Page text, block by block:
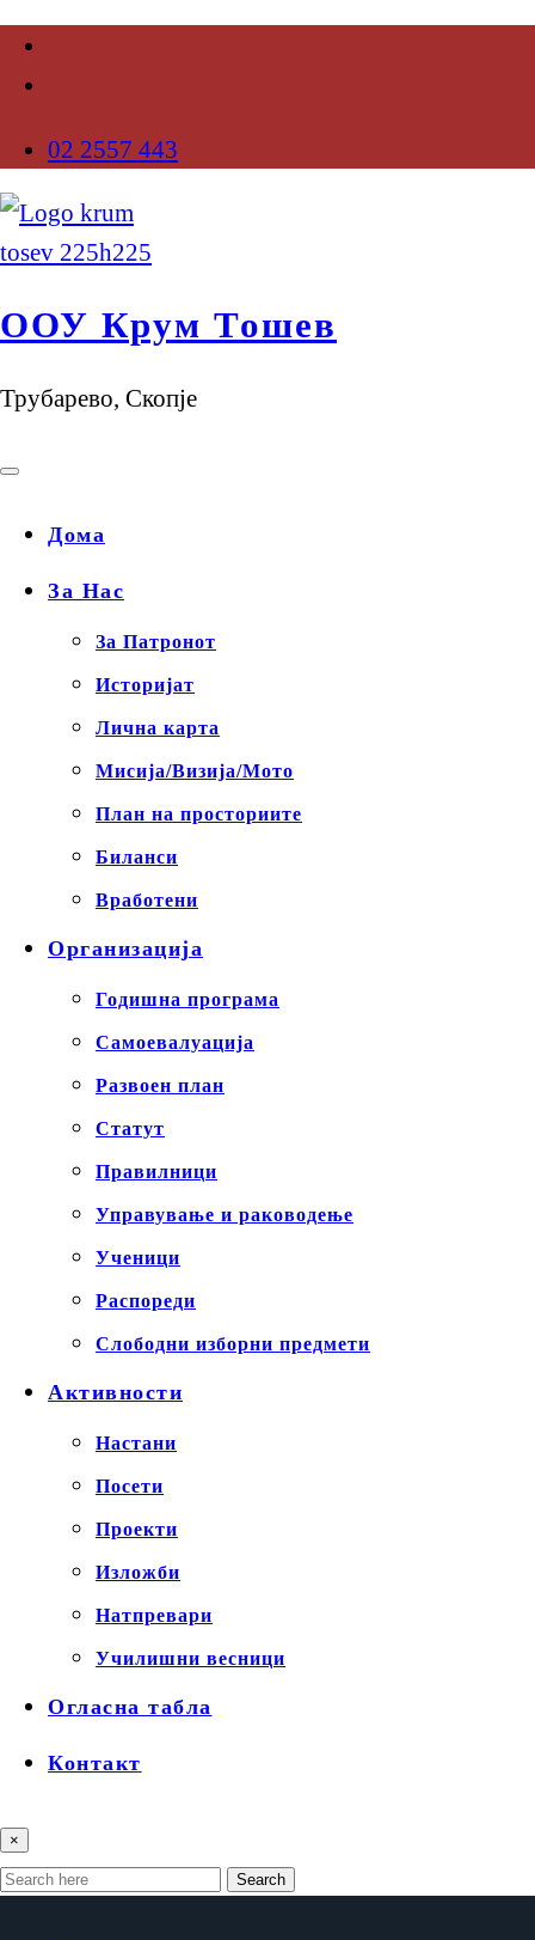
02 2557 443
ООУ Крум Тошев
Трубарево, Скопје
Дома
За Нас
За Патронот
Историјат
Лична карта
Мисија/Визија/Мото
План на просториите
Биланси
Вработени
Организација
Годишна програма
Самоевалуација
Развоен план
Статут
Правилници
Управување и раководење
Ученици
Распореди
Слободни изборни предмети
Активности
Настани
Посети
Проекти
Изложби
Натпревари
Училишни весници
Огласна табла
Контакт
×
Search